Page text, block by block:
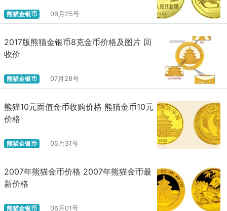
熊猫金银币 06月25号
2017版熊猫金银币8克金币价格及图片 回
收价
熊猫金银币 07月28号
熊猫10元面值金币收购价格 熊猫金币10元
价格
熊猫金银币 05月31号
2007年熊猫金币价格 2007年熊猫金币最
新价格
熊猫金银币 06月01号